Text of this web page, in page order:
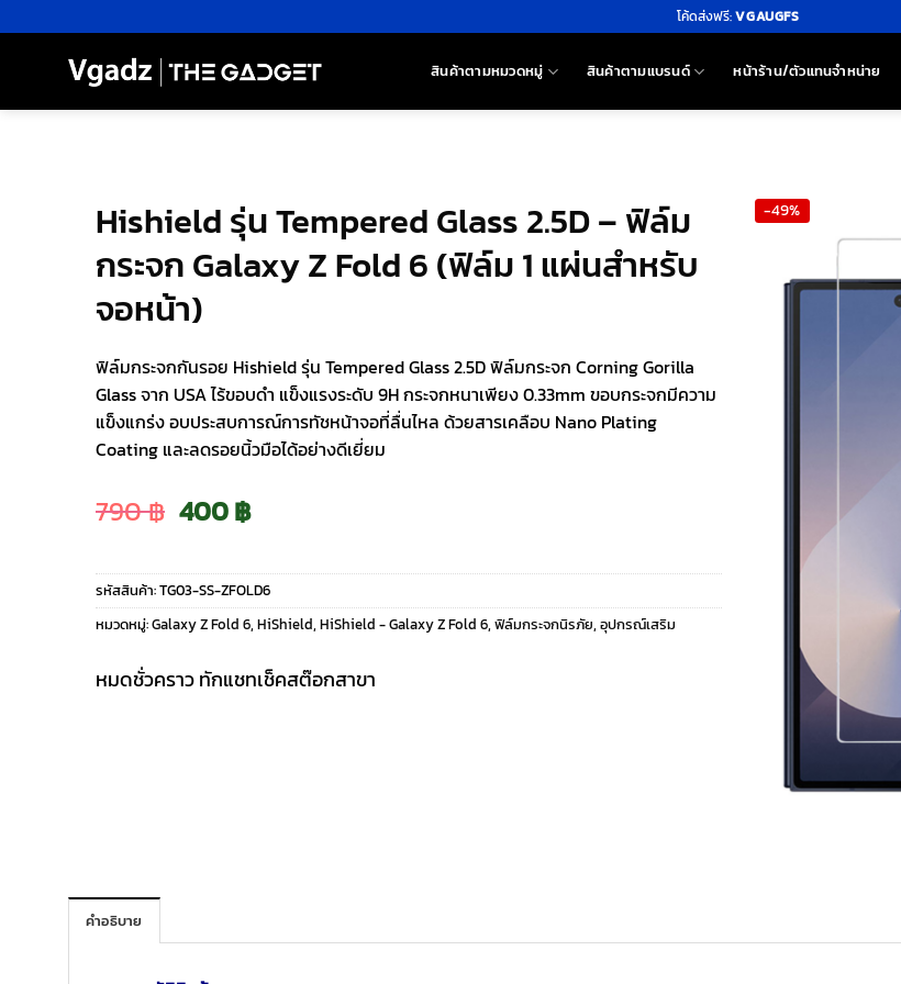
ไป
โค้ดส่งฟรี:VGAUGFS
สินค้าตามหมวดหมู่ สินค้าตามแบรนด์ หน้าร้าน/ตัวแทนจำหน่าย
Hishield รุ่น Tempered Glass 2.5D – ฟิล์ม
กระจก Galaxy Z Fold 6 (ฟิล์ม 1 แผ่นสำหรับ
จอหน้า)
ฟิล์มกระจกกันรอย Hishield รุ่น Tempered Glass 2.5D ฟิล์มกระจก Corning Gorilla
Glass จาก USA ไร้ขอบดำ แข็งแรงระดับ 9H กระจกหนาเพียง 0.33mm ขอบกระจกมีความ
แข็งแกร่ง อบประสบการณ์การทัชหน้าจอที่ลื่นไหล ด้วยสารเคลือบ Nano Plating
Coating และลดรอยนิ้วมือได้อย่างดีเยี่ยม
790฿ Original
price
was:
790 ฿.
400฿Current
price
is:
400 ฿.
รหัสสินค้า:TG03-SS-ZFOLD6
หมวดหมู่:Galaxy Z Fold 6, HiShield, HiShield - Galaxy Z Fold 6, ฟิล์มกระจกนิรภัย, อุปกรณ์เสริม
หมดชั่วคราว ทักแชทเช็คสต๊อกสาขา
-49%
คำอธิบาย